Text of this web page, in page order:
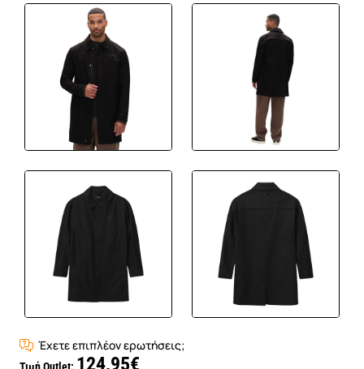
Έχετε επιπλέον ερωτήσεις;
Τιμή Outlet: 124,95€